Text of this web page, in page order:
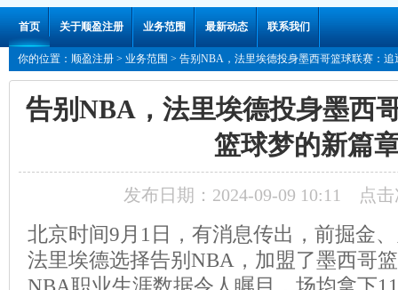
首页 关于顺盈注册 业务范围 最新动态 联系我们
你的位置： 顺盈注册 > 业务范围 > 告别NBA，法里埃德投身墨西哥篮球联赛：追
告别NBA，法里埃德投身墨西
篮球梦的新篇
发布日期：2024-09-09 10:11 点击
北京时间9月1日，有消息传出，前掘金
法里埃德选择告别NBA，加盟了墨西哥